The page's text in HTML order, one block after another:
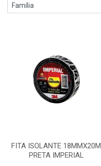
FITA ISOLANTE 18MMX20M
PRETA IMPERIAL